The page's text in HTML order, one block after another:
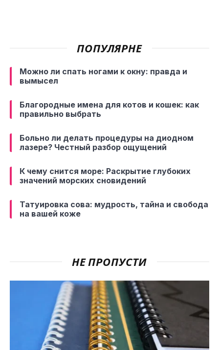
ПОПУЛЯРНЕ
Можно ли спать ногами к окну: правда и
вымысел
Благородные имена для котов и кошек: как
правильно выбрать
Больно ли делать процедуры на диодном
лазере? Честный разбор ощущений
К чему снится море: Раскрытие глубоких
значений морских сновидений
Татуировка сова: мудрость, тайна и свобода
на вашей коже
НЕ ПРОПУСТИ